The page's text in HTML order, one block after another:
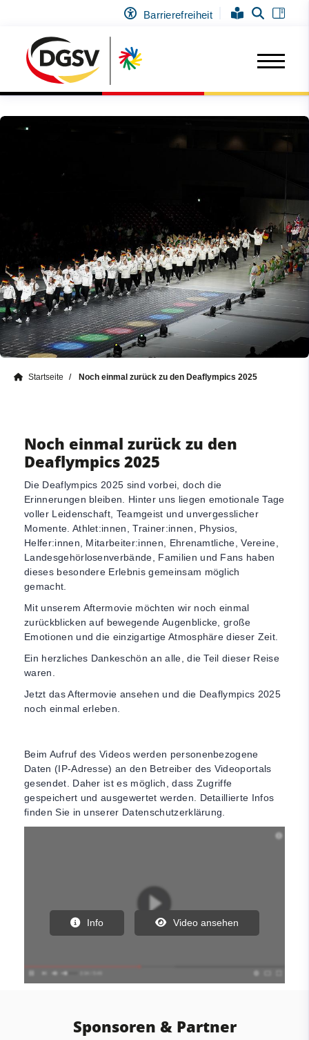
Barrierefreiheit
Startseite Noch einmal zurück zu den Deaflympics 2025
Noch einmal zurück zu den
Deaflympics 2025
Die Deaflympics 2025 sind vorbei, doch die
Erinnerungen bleiben. Hinter uns liegen emotionale Tage
voller Leidenschaft, Teamgeist und unvergesslicher
Momente. Athlet:innen, Trainer:innen, Physios,
Helfer:innen, Mitarbeiter:innen, Ehrenamtliche, Vereine,
Landesgehörlosenverbände, Familien und Fans haben
dieses besondere Erlebnis gemeinsam möglich
gemacht.
Mit unserem Aftermovie möchten wir noch einmal
zurückblicken auf bewegende Augenblicke, große
Emotionen und die einzigartige Atmosphäre dieser Zeit.
Ein herzliches Dankeschön an alle, die Teil dieser Reise
waren.
Jetzt das Aftermovie ansehen und die Deaflympics 2025
noch einmal erleben.
Beim Aufruf des Videos werden personenbezogene
Daten (IP-Adresse) an den Betreiber des Videoportals
gesendet. Daher ist es möglich, dass Zugriffe
gespeichert und ausgewertet werden. Detaillierte Infos
finden Sie in unserer Datenschutzerklärung.
Info Video ansehen
Sponsoren & Partner